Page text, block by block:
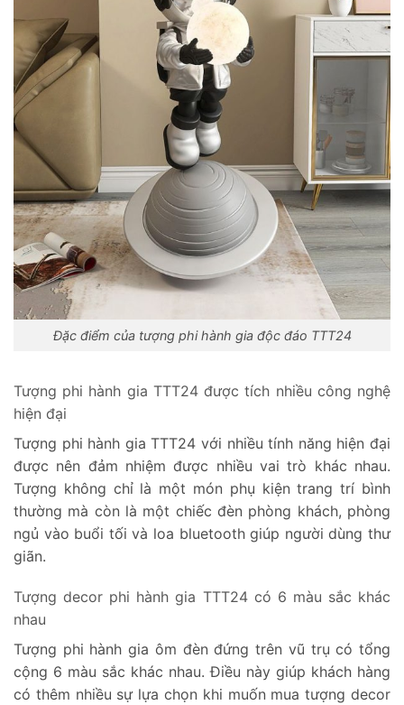
Đặc điểm của tượng phi hành gia độc đáo TTT24
Tượng phi hành gia TTT24 được tích nhiều công nghệ
hiện đại
Tượng phi hành gia TTT24 với nhiều tính năng hiện đại
được nên đảm nhiệm được nhiều vai trò khác nhau.
Tượng không chỉ là một món phụ kiện trang trí bình
thường mà còn là một chiếc đèn phòng khách, phòng
ngủ vào buổi tối và loa bluetooth giúp người dùng thư
giãn.
Tượng decor phi hành gia TTT24 có 6 màu sắc khác
nhau
Tượng phi hành gia ôm đèn đứng trên vũ trụ có tổng
cộng 6 màu sắc khác nhau. Điều này giúp khách hàng
có thêm nhiều sự lựa chọn khi muốn mua tượng decor